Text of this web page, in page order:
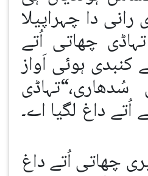
رانی دا چہراپیلا
چھاتی اُتے
کنبدی ہوئی اَواز
داغ لگیا اے۔
چھاتی اُتے داغ